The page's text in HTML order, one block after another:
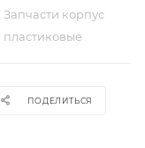
Запчасти корпус
ПОДЕЛИТЬСЯ